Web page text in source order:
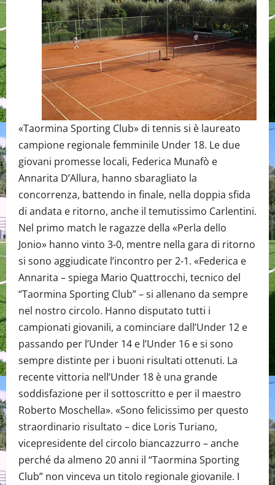
«Taormina Sporting Club» di tennis si è laureato
campione regionale femminile Under 18. Le due
giovani promesse locali, Federica Munafò e
Annarita D’Allura, hanno sbaragliato la
concorrenza, battendo in finale, nella doppia sfida
di andata e ritorno, anche il temutissimo Carlentini.
Nel primo match le ragazze della «Perla dello
Jonio» hanno vinto 3-0, mentre nella gara di ritorno
si sono aggiudicate l’incontro per 2-1. «Federica e
Annarita – spiega Mario Quattrocchi, tecnico del
“Taormina Sporting Club” – si allenano da sempre
nel nostro circolo. Hanno disputato tutti i
campionati giovanili, a cominciare dall’Under 12 e
passando per l’Under 14 e l’Under 16 e si sono
sempre distinte per i buoni risultati ottenuti. La
recente vittoria nell’Under 18 è una grande
soddisfazione per il sottoscritto e per il maestro
Roberto Moschella». «Sono felicissimo per questo
straordinario risultato – dice Loris Turiano,
vicepresidente del circolo biancazzurro – anche
perché da almeno 20 anni il “Taormina Sporting
Club” non vinceva un titolo regionale giovanile. I